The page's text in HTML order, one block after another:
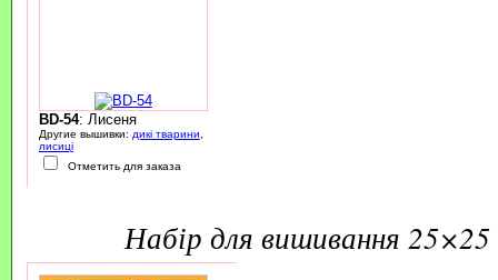
BD-54: Лисеня
Другие вышивки: дикі тварини,
лисиці
Отметить для заказа
набір для вишивання 25×25